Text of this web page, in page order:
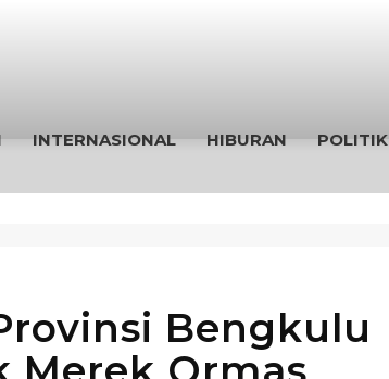
INTERNASIONAL HIBURAN POLITIK
Bengkulu